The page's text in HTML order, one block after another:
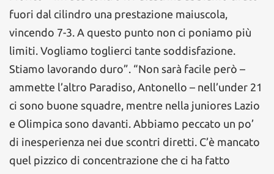
fuori dal cilindro una prestazione maiuscola,
vincendo 7-3. A questo punto non ci poniamo più
limiti. Vogliamo toglierci tante soddisfazione.
Stiamo lavorando duro”. “Non sarà facile però –
ammette l’altro Paradiso, Antonello – nell’under 21
ci sono buone squadre, mentre nella juniores Lazio
e Olimpica sono davanti. Abbiamo peccato un po’
di inesperienza nei due scontri diretti. C’è mancato
quel pizzico di concentrazione che ci ha fatto